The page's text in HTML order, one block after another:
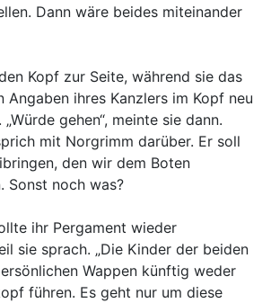
Dann wäre beides miteinander
Kopf zur Seite, während sie das
Angaben ihres Kanzlers im Kopf neu
gehen“, meinte sie dann.
mit Norgrimm darüber. Er soll
den wir dem Boten
Sonst noch was?
ihr Pergament wieder
sie sprach. „Die Kinder der beiden
Wappen künftig weder
führen. Es geht nur um diese